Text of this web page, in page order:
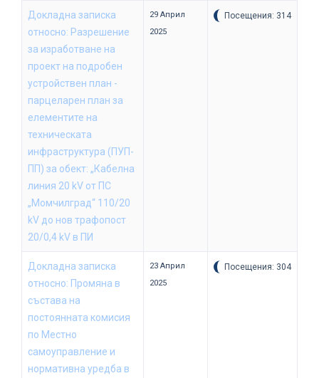
Докладна записка
относно: Разрешение
за изработване на
проект на подробен
устройствен план -
парцеларен план за
елементите на
техническата
инфраструктура (ПУП-
ПП) за обект: „Кабелна
линия 20 kV от ПС
„Момчилград“ 110/20
kV до нов трафопост
20/0,4 kV в ПИ
29 Април
2025
Посещения: 314
Докладна записка
относно: Промяна в
състава на
постоянната комисия
по Местно
самоуправление и
нормативна уредба в
23 Април
2025
Посещения: 304